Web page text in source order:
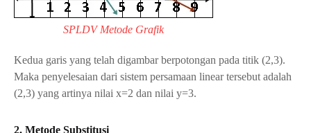
SPLDV Metode Grafik
Kedua garis yang telah digambar berpotongan pada titik (2,3).
Maka penyelesaian dari sistem persamaan linear tersebut adalah
(2,3) yang artinya nilai x=2 dan nilai y=3.
2. Metode Substitusi